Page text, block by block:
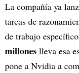
La compañía ya
tareas de
de trabajo
millones lleva esa
pone a Nvidia a